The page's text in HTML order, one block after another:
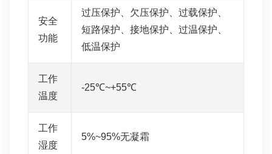
安全
功能
过压保护、欠压保护、过载保护、
短路保护、接地保护、过温保护、
低温保护
工作
温度
-25℃~+55℃
工作
湿度
5%~95%无凝霜